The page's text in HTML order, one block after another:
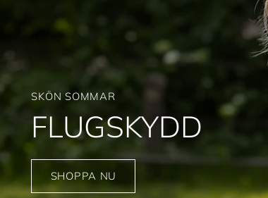
SKÖN SOMMAR
FLUGSKYDD
SHOPPA NU